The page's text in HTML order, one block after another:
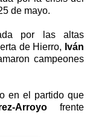
de mayo.
por las altas
de Hierro, Iván
campeones
en el partido que
Arroyofrente